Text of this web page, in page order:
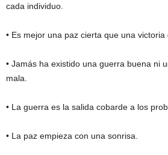
cada individuo.
• Es mejor una paz cierta que una victoria
• Jamás ha existido una guerra buena ni
mala.
• La guerra es la salida cobarde a los
• La paz empieza con una sonrisa.